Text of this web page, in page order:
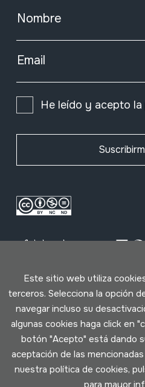
Nombre
Email
He leído y acepto la
Condiciones de uso
Política de
Desarrollado
Este sitio web utiliza
terceros. Selecciona la opción
navegar incluso su
algunas cookies haga click en
botón "Acepto" está dando
aceptación de las
nuestra política de cookies,
para mayor